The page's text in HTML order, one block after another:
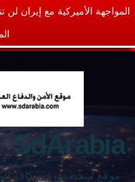
المواجهة الأميركية مع إيران لن
SdArabia
موقع متخصص في كافة